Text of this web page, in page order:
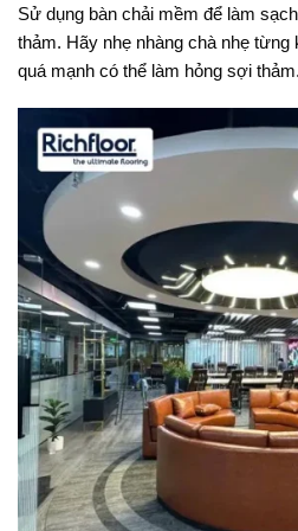
Sử dụng bàn chải mềm để làm
thảm. Hãy nhẹ nhàng chà nhẹ
quá mạnh có thể làm hỏng sợi thảm.